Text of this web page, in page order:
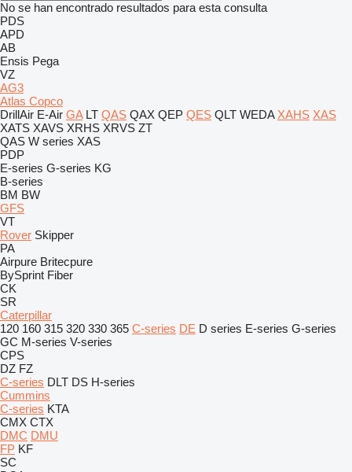
No se han encontrado resultados para esta consulta
PDS
APD
AB
Ensis Pega
VZ
AG3
Atlas Copco
DrillAir E-Air GA LT QAS QAX QEP QES QLT WEDA XAHS XAS
XATS XAVS XRHS XRVS ZT
QAS W series XAS
PDP
E-series G-series KG
B-series
BM BW
GFS
VT
Rover Skipper
PA
Airpure Britecpure
BySprint Fiber
CK
SR
Caterpillar
120 160 315 320 330 365 C-series DE D series E-series G-series
GC M-series V-series
CPS
DZ FZ
C-series DLT DS H-series
Cummins
C-series KTA
CMX CTX
DMC DMU
FP KF
SC